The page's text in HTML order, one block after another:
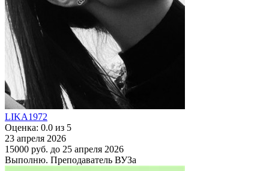
LIKA1972
Оценка: 0.0 из 5
23 апреля 2026
15000 руб. до 25 апреля 2026
Выполню. Преподаватель ВУЗа